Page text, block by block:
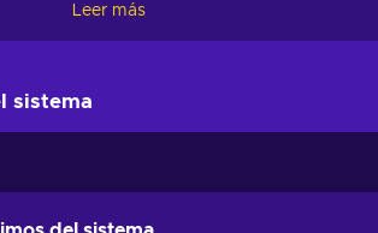
a variety of tests of physical skills. The
is full of intense combat in a fast-paced
in fighting your enemies, you’ll need to
best, this game will help you develop
says video games are about expanding
world only?
Leer más
sistema